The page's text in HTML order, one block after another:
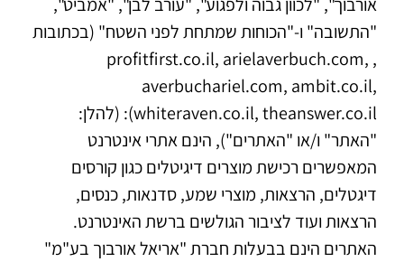
"התשובה" ו-"הכוחות שמתחת לפני השטח" (בכתובות
, profitfirst.co.il, arielaverbuch.com,
averbuchariel.com, ambit.co.il,
whiteraven.co.il, theanswer.co.il): (להלן:
"האתר" ו/או "האתרים"), הינם אתרי אינטרנט
המאפשרים רכישת מוצרים דיגיטלים כגון קורסים
דיגטלים, הרצאות, מוצרי שמע, סדנאות, כנסים,
הרצאות ועוד לציבור הגולשים ברשת האינטרנט.
האתרים הינם בבעלות חברת "אריאל אורבוך בע"מ"